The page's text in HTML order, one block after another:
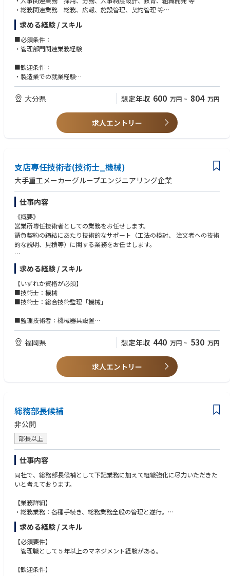
・総務関連業務 総務、広報、施設管理、契約管理 等
・経理関連業務 決算、資金管理、資金調達、金融機関折衝 等
求める経験 / スキル
■必須条件：
・管理部門関連業務経験
■歓迎条件：
・製造業での就業経験
・マネジメント経験
・IPO経験
大分県 想定年収 600 万円 ~ 804 万円
求人エントリー
支店専任技術者(技術士_機械)
大手重工メーカーグループエンジニアリング企業
仕事内容
《概要》
営業所専任技術者としての業務をお任せします。
請負契約の締結にあたり技術的なサポート（工法の検討、 注文者への技術
的な説明、見積等）に関する業務をお任せします。
★定年後の技術経験者の方も大歓迎です。
ゆっくりとした働き方でありながら、これまでの経験と資格を活かしてい
ただくことが可能です。
■出張頻度
求める経験 / スキル
【いずれか資格が必須】
■技術士：機械
■技術士：総合技術監理「機械」
■監理技術者：機械器具設置
【歓迎要件】
・ごみ焼却プラントや汚泥プラント等、環境関連のプラント経験
・定年退職後に経験と資格を活かして働きたい方
福岡県 想定年収 440 万円 ~ 530 万円
求人エントリー
総務部長候補
非公開
部長以上
仕事内容
同社で、総務部長候補として下記業務に加えて組織強化に尽力いただきた
いと考えております。
【業務詳細】
・総務業務：各種手続き、総務業務全般の管理と遂行。
・人事業務：人事制度の企画立案、社内規程管理等。
・他部門との連携：営業部門や工場等との連携。 等
求める経験 / スキル
【必須要件】
管理職として５年以上のマネジメント経験がある。
【歓迎条件】